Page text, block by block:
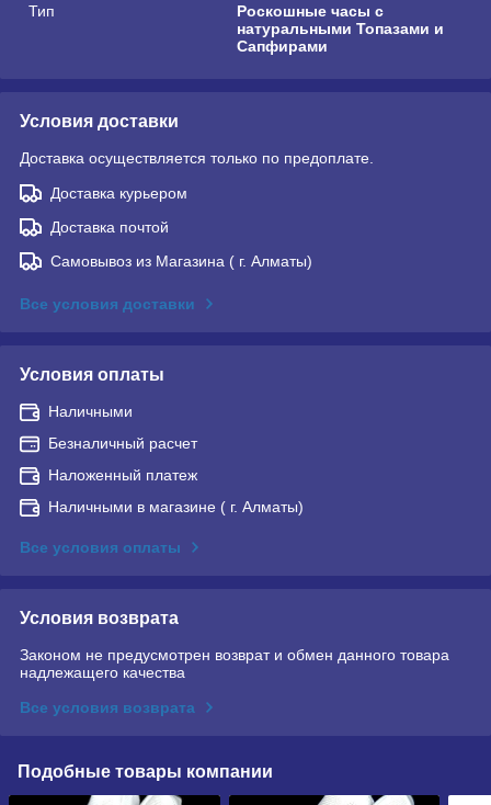
Тип
Роскошные часы с
натуральными Топазами и
Сапфирами
Условия доставки
Доставка осуществляется только по предоплате.
Доставка курьером
Доставка почтой
Самовывоз из Магазина ( г. Алматы)
Все условия доставки
Условия оплаты
Наличными
Безналичный расчет
Наложенный платеж
Наличными в магазине ( г. Алматы)
Все условия оплаты
Условия возврата
Законом не предусмотрен возврат и обмен данного товара
надлежащего качества
Все условия возврата
Подобные товары компании